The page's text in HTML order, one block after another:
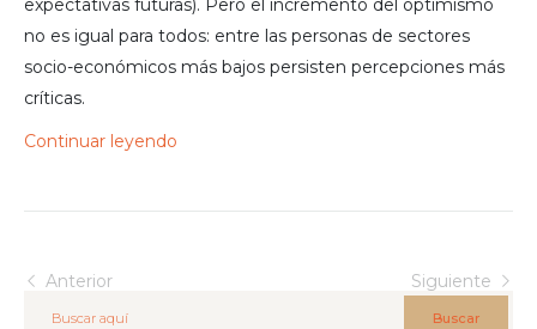
expectativas futuras). Pero el incremento del optimismo
no es igual para todos: entre las personas de sectores
socio-económicos más bajos persisten percepciones más
críticas.
Continuar leyendo
Anterior Siguiente
Buscar